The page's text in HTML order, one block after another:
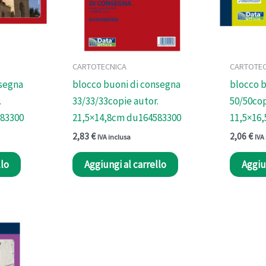
CARTOTECNICA
blocco buoni di consegna
33/33/33copie autor.
21,5×14,8cm du164583300
2,83€ IVA inclusa
Aggiungi al carrello
blocco
50/
2,06€